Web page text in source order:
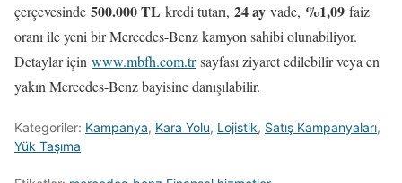
çerçevesinde 500.000 TL kredi tutarı, 24 ay vade, %1,09 faiz
oranı ile yeni bir Mercedes-Benz kamyon sahibi olunabiliyor.
Detaylar için www.mbfh.com.trsayfası ziyaret edilebilir veya en
yakın Mercedes-Benz bayisine danışılabilir.
Kategoriler: Kampanya, Kara Yolu, Lojistik, Satış Kampanyaları,
Yük Taşıma